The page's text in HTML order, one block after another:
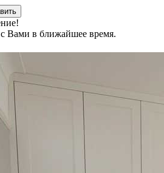
Вами в ближайшее время.